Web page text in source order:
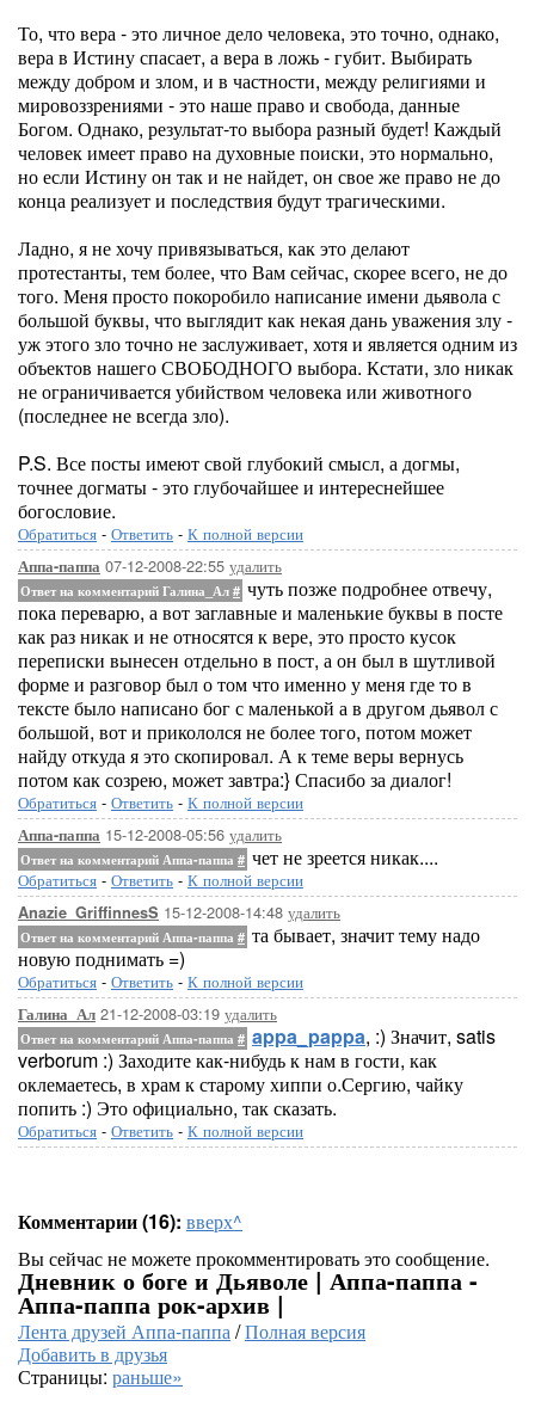
То, что вера - это личное дело человека, это точно, однако,
вера в Истину спасает, а вера в ложь - губит. Выбирать
между добром и злом, и в частности, между религиями и
мировоззрениями - это наше право и свобода, данные
Богом. Однако, результат-то выбора разный будет! Каждый
человек имеет право на духовные поиски, это нормально,
но если Истину он так и не найдет, он свое же право не до
конца реализует и последствия будут трагическими.
Ладно, я не хочу привязываться, как это делают
протестанты, тем более, что Вам сейчас, скорее всего, не до
того. Меня просто покоробило написание имени дьявола с
большой буквы, что выглядит как некая дань уважения злу -
уж этого зло точно не заслуживает, хотя и является одним из
объектов нашего СВОБОДНОГО выбора. Кстати, зло никак
не ограничивается убийством человека или животного
(последнее не всегда зло).
P.S. Все посты имеют свой глубокий смысл, а догмы,
точнее догматы - это глубочайшее и интереснейшее
богословие.
Обратиться - Ответить - К полной версии
Аппа-паппа 07-12-2008-22:55 удалить
Ответ на комментарий Галина_Ал # чуть позже подробнее отвечу,
пока переварю, а вот заглавные и маленькие буквы в посте
как раз никак и не относятся к вере, это просто кусок
переписки вынесен отдельно в пост, а он был в шутливой
форме и разговор был о том что именно у меня где то в
тексте было написано бог с маленькой а в другом дьявол с
большой, вот и прикололся не более того, потом может
найду откуда я это скопировал. А к теме веры вернусь
потом как созрею, может завтра:} Спасибо за диалог!
Обратиться - Ответить - К полной версии
Аппа-паппа 15-12-2008-05:56 удалить
Ответ на комментарий Аппа-паппа # чет не зреется никак....
Обратиться - Ответить - К полной версии
Anazie_GriffinnesS 15-12-2008-14:48 удалить
Ответ на комментарий Аппа-паппа # та бывает, значит тему надо
новую поднимать =)
Обратиться - Ответить - К полной версии
Галина_Ал 21-12-2008-03:19 удалить
Ответ на комментарий Аппа-паппа # appa_pappa, :) Значит, satis
verborum :) Заходите как-нибудь к нам в гости, как
оклемаетесь, в храм к старому хиппи о.Сергию, чайку
попить :) Это официально, так сказать.
Обратиться - Ответить - К полной версии
Комментарии (16): вверх^
Вы сейчас не можете прокомментировать это сообщение.
Дневник о боге и Дьяволе | Аппа-паппа -
Аппа-паппа рок-архив |
Лента друзей Аппа-паппа/Полная версия
Добавить в друзья
Страницы: раньше»